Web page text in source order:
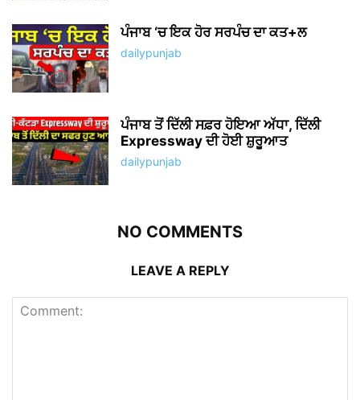
ਪੰਜਾਬ ‘ਚ ਇਕ ਹੋਰ ਸਰਪੰਚ ਦਾ ਕਤ+ਲ
dailypunjab
ਪੰਜਾਬ ਤੋਂ ਦਿੱਲੀ ਸਫ਼ਰ ਹੋਇਆ ਅੱਧਾ, ਦਿੱਲੀ
Expressway ਦੀ ਹੋਈ ਸ਼ੁਰੂਆਤ
dailypunjab
NO COMMENTS
LEAVE A REPLY